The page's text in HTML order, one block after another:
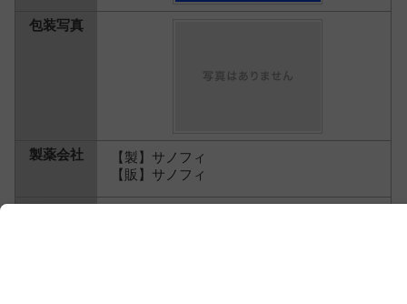
【製】サノフィ
【販】サノフィ